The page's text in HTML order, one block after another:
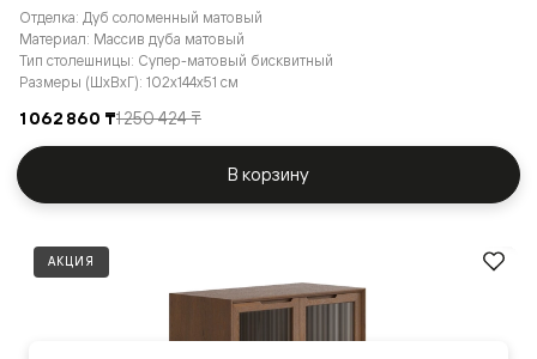
Отделка: Дуб соломенный матовый
Материал: Массив дуба матовый
Тип столешницы: Супер-матовый бисквитный
Размеры (ШxВxГ): 102x144x51 см
1 062 860 ₸1 250 424 ₸
В корзину
АКЦИЯ